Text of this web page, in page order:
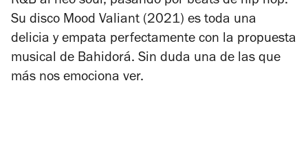
Su disco Mood Valiant (2021) es toda una
delicia y empata perfectamente con la propuesta
musical de Bahidorá. Sin duda una de las que
más nos emociona ver.